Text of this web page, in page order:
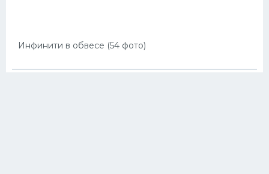
Инфинити в обвесе (54 фото)